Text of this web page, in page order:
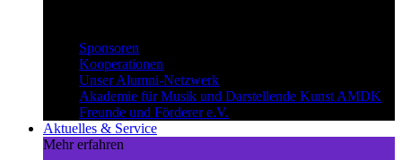
Sponsoren
Kooperationen
Unser Alumni-Netzwerk
Akademie für Musik und Darstellende Kunst AMDK
Freunde und Förderer e.V.
Aktuelles & Service
Mehr erfahren